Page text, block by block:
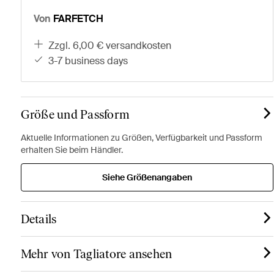
Von FARFETCH
zzgl. 6,00 € versandkosten
3-7 business days
Größe und Passform
Aktuelle Informationen zu Größen, Verfügbarkeit und Passform
erhalten Sie beim Händler.
Siehe Größenangaben
Details
Mehr von Tagliatore ansehen